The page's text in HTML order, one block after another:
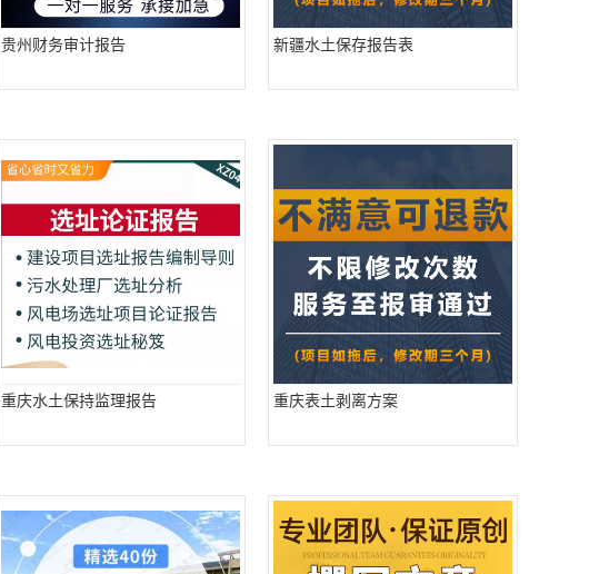
贵州财务审计报告 新疆水土保存报告表
重庆水土保持监理报告 重庆表土剥离方案